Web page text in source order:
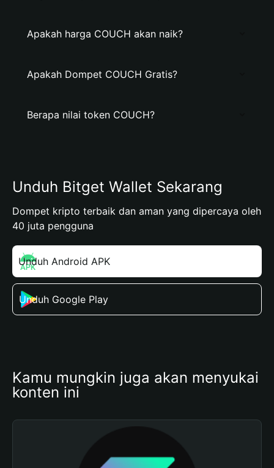
Apakah harga COUCH akan naik?
Apakah Dompet COUCH Gratis?
Berapa nilai token COUCH?
Unduh Bitget Wallet Sekarang
Dompet kripto terbaik dan aman yang dipercaya oleh
40 juta pengguna
Unduh Android APK
Unduh Google Play
Kamu mungkin juga akan menyukai
konten ini